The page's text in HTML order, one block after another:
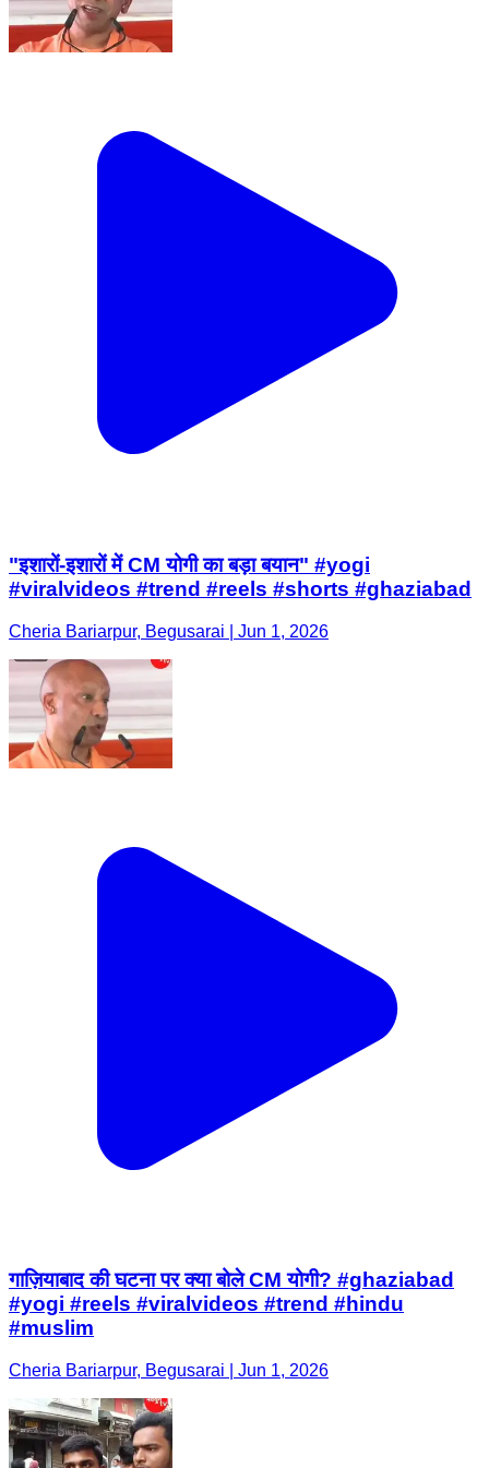
"इशारों-इशारों में CM योगी का बड़ा बयान" #yogi
#viralvideos #trend #reels #shorts #ghaziabad
Cheria Bariarpur, Begusarai | Jun 1, 2026
गाज़ियाबाद की घटना पर क्या बोले CM योगी? #ghaziabad
#yogi #reels #viralvideos #trend #hindu
#muslim
Cheria Bariarpur, Begusarai | Jun 1, 2026